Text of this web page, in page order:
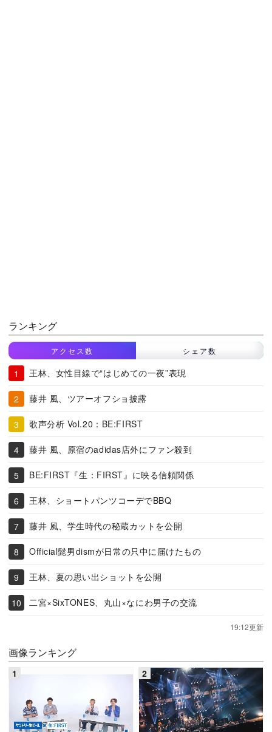
ランキング
アクセス数 シェア数
王林、女性目線で“はじめての一夜”表現
藤井 風、ツアーオフショ披露
歌声分析 Vol.20：BE:FIRST
藤井 風、原宿のadidas店外にファン殺到
BE:FIRST『生：FIRST』に映る信頼関係
王林、ショートパンツコーデでBBQ
藤井 風、学生時代の秘蔵カットを公開
Official髭男dismが日常の只中に届けたもの
王林、夏の思い出ショットを公開
二宮×SixTONES、丸山×なにわ男子の交流
19:12更新
画像ランキング